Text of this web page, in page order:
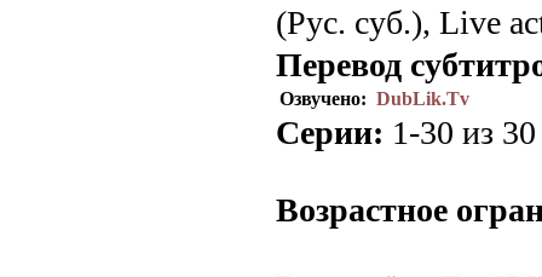
(Рус. суб.), Live
Перевод
Озвучено: DubLik.Tv
Серии: 1-30 из
Возрастное